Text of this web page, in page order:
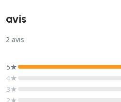
avis
2 avis
5★
4★
3★